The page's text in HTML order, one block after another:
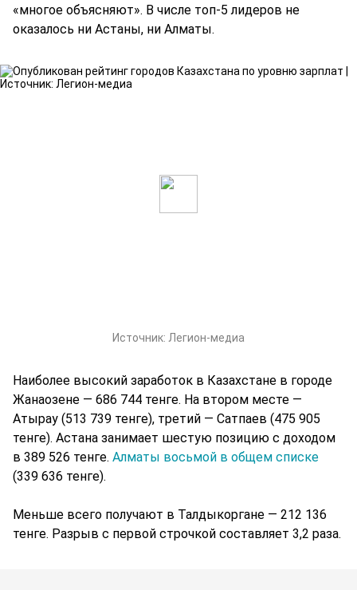
«многое объясняют». В числе топ-5 лидеров не
оказалось ни Астаны, ни Алматы.
Источник: Легион-медиа
Наиболее высокий заработок в Казахстане в городе
Жанаозене — 686 744 тенге. На втором месте —
Атырау (513 739 тенге), третий — Сатпаев (475 905
тенге). Астана занимает шестую позицию с доходом
в 389 526 тенге. Алматы восьмой в общем списке
(339 636 тенге).
Меньше всего получают в Талдыкоргане — 212 136
тенге. Разрыв с первой строчкой составляет 3,2 раза.